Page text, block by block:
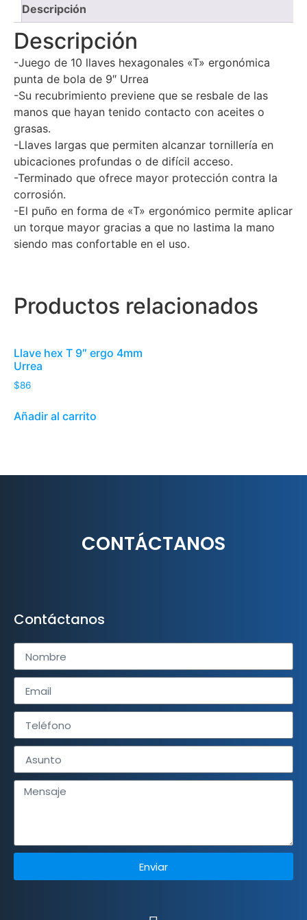
Descripción
Descripción
-Juego de 10 llaves hexagonales «T» ergonómica
punta de bola de 9″ Urrea
-Su recubrimiento previene que se resbale de las
manos que hayan tenido contacto con aceites o
grasas.
-Llaves largas que permiten alcanzar tornillería en
ubicaciones profundas o de difícil acceso.
-Terminado que ofrece mayor protección contra la
corrosión.
-El puño en forma de «T» ergonómico permite aplicar
un torque mayor gracias a que no lastima la mano
siendo mas confortable en el uso.
Productos relacionados
Llave hex T 9″ ergo 4mm
Urrea
$86
Añadir al carrito
CONTÁCTANOS
Contáctanos
Enviar